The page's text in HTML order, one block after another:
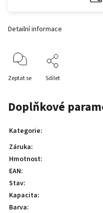
Detailní informace
Zeptat se Sdílet
Doplňkové
Kategorie:
Záruka:
Hmotnost:
EAN:
Stav:
Kapacita:
Barva: